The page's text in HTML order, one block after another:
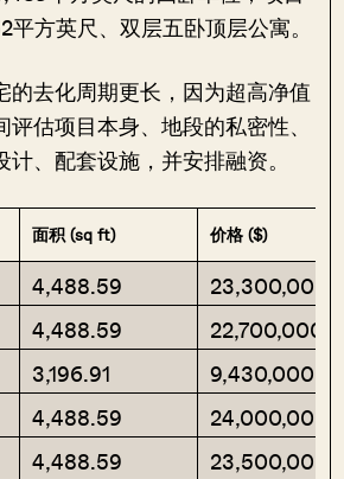
平方英尺、双层五卧顶层公寓。
的去化周期更长，因为超高净值
估项目本身、地段的私密性、
、配套设施，并安排融资。
面积 (sq ft) 价格 ($)
4,488.59
23,300,000
4,488.59
22,700,000
3,196.91
9,430,000
4,488.59
24,000,000
4,488.59
23,500,000